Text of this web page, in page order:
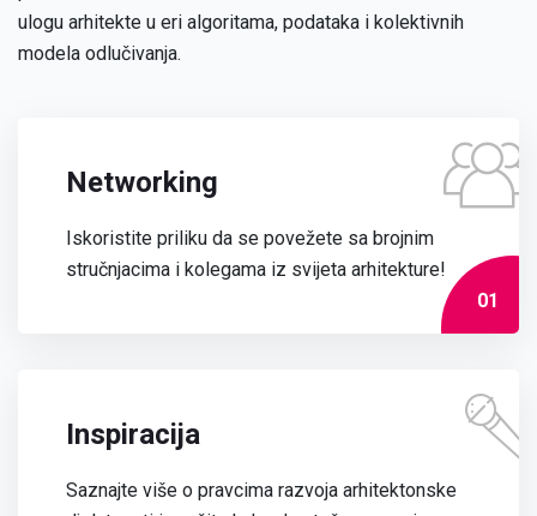
ulogu arhitekte u eri algoritama, podataka i kolektivnih
modela odlučivanja.
Networking
Iskoristite priliku da se povežete sa brojnim
stručnjacima i kolegama iz svijeta arhitekture!
01
Inspiracija
Saznajte više o pravcima razvoja arhitektonske